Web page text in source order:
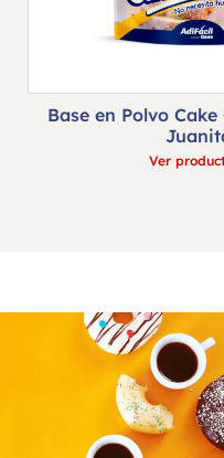
Base en Polvo
Ver